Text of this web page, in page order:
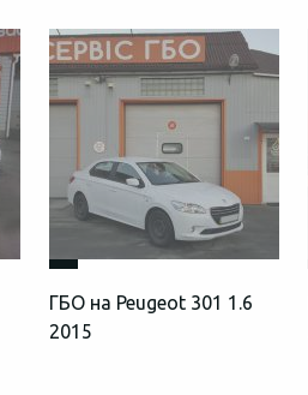
ГБО на Peugeot 301 1.6
2015